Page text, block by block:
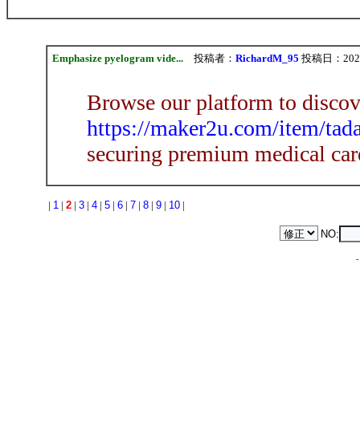
Emphasize pyelogram vide...投稿者： RichardM_95 投稿日：
Browse our platform to
https://maker2u.com/item/
securing premium medical
| 1 | 2| 3| 4| 5| 6| 7| 8| 9| 10|
NO:
-